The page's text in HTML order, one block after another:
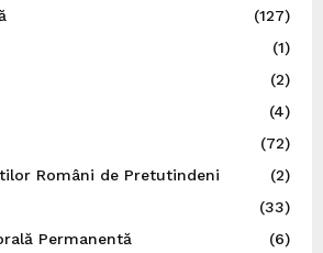
(127)
(1)
(2)
(4)
(72)
Români de Pretutindeni
(2)
(33)
Permanentă
(6)